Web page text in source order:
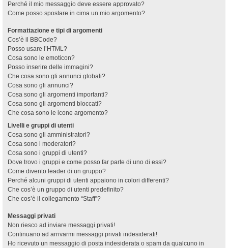
Perché il mio messaggio deve essere approvato?
Come posso spostare in cima un mio argomento?
Formattazione e tipi di argomenti
Cos’è il BBCode?
Posso usare l’HTML?
Cosa sono le emoticon?
Posso inserire delle immagini?
Che cosa sono gli annunci globali?
Cosa sono gli annunci?
Cosa sono gli argomenti importanti?
Cosa sono gli argomenti bloccati?
Che cosa sono le icone argomento?
Livelli e gruppi di utenti
Cosa sono gli amministratori?
Cosa sono i moderatori?
Cosa sono i gruppi di utenti?
Dove trovo i gruppi e come posso far parte di uno di essi?
Come divento leader di un gruppo?
Perché alcuni gruppi di utenti appaiono in colori differenti?
Che cos’è un gruppo di utenti predefinito?
Che cos’è il collegamento “Staff”?
Messaggi privati
Non riesco ad inviare messaggi privati!
Continuano ad arrivarmi messaggi privati indesiderati!
Ho ricevuto un messaggio di posta indesiderata o spam da qualcuno in